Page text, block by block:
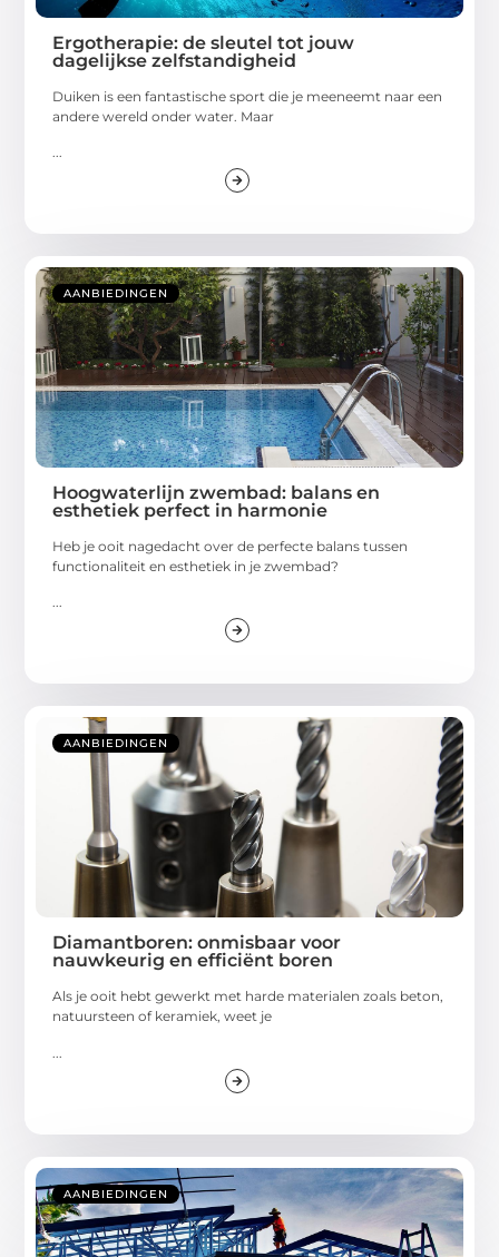
Ergotherapie: de sleutel tot jouw
dagelijkse zelfstandigheid
Duiken is een fantastische sport die je meeneemt naar een
andere wereld onder water. Maar
AANBIEDINGEN
Hoogwaterlijn zwembad: balans en
esthetiek perfect in harmonie
Heb je ooit nagedacht over de perfecte balans tussen
functionaliteit en esthetiek in je zwembad?
...
AANBIEDINGEN
Diamantboren: onmisbaar voor
nauwkeurig en efficiënt boren
Als je ooit hebt gewerkt met harde materialen zoals beton,
natuursteen of keramiek, weet je
AANBIEDINGEN